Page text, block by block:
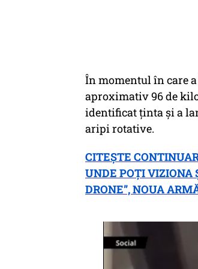
În momentul în care a
aproximativ 96 de
identificat ținta și a
aripi rotative.
CITEȘTE
UNDE POȚI VIZIONA
DRONE”, NOUA